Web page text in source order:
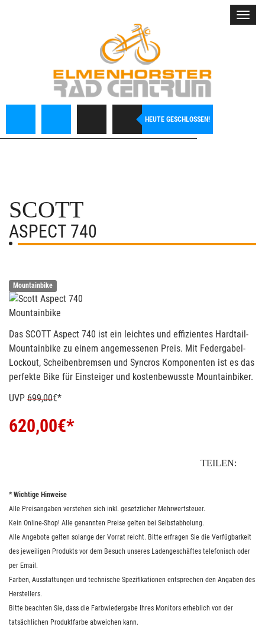
HEUTE GESCHLOSSEN!
SCOTT
ASPECT 740
Mountainbike
Mountainbike
Das SCOTT Aspect 740 ist ein leichtes und effizientes Hardtail-
Mountainbike zu einem angemessenen Preis. Mit Federgabel-
Lockout, Scheibenbremsen und Syncros Komponenten ist es das
perfekte Bike für Einsteiger und kostenbewusste Mountainbiker.
UVP 699,00€*
620,00€*
TEILEN:
* Wichtige Hinweise
Alle Preisangaben verstehen sich inkl. gesetzlicher Mehrwertsteuer.
Kein Online-Shop! Alle genannten Preise gelten bei Selbstabholung.
Alle Angebote gelten solange der Vorrat reicht. Bitte erfragen Sie die Verfügbarkeit
des jeweiligen Produkts vor dem Besuch unseres Ladengeschäftes telefonisch oder
per Email.
Farben, Ausstattungen und technische Spezifikationen entsprechen den Angaben des
Herstellers.
Bitte beachten Sie, dass die Farbwiedergabe Ihres Monitors erheblich von der
tatsächlichen Produktfarbe abweichen kann.